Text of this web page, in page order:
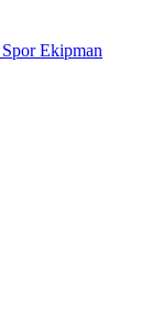
Spor Ekipman